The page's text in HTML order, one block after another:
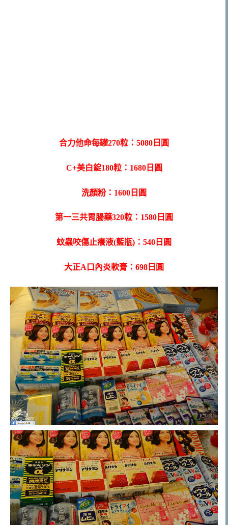
合力他命每罐270粒：5080日圓
C+美白錠180粒：1680日圓
洗顏粉：1600日圓
第一三共胃腸藥320粒：1580日圓
蚊蟲咬傷止癢液(藍瓶)：540日圓
大正A口內炎軟膏：698日圓